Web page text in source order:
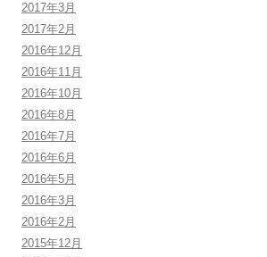
2017年3月
2017年2月
2016年12月
2016年11月
2016年10月
2016年8月
2016年7月
2016年6月
2016年5月
2016年3月
2016年2月
2015年12月